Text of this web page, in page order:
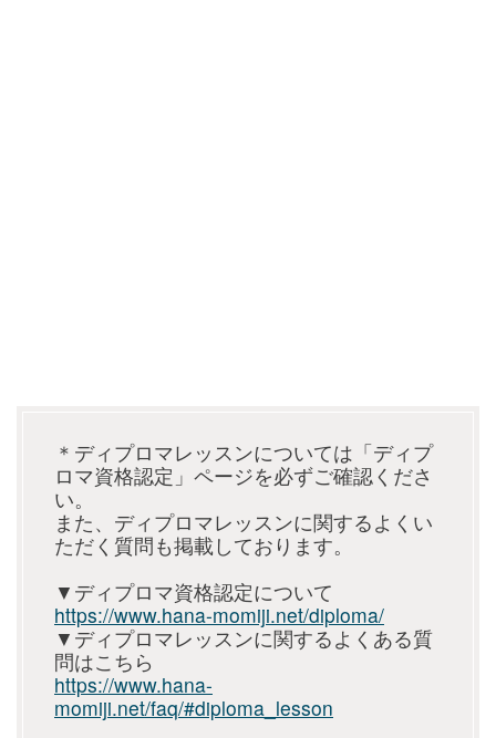
＊ディプロマレッスンについては「ディプ
ロマ資格認定」ページを必ずご確認くださ
い。
また、ディプロマレッスンに関するよくい
ただく質問も掲載しております。
▼ディプロマ資格認定について
https://www.hana-momiji.net/diploma/
▼ディプロマレッスンに関するよくある質
問はこちら
https://www.hana-
momiji.net/faq/#diploma_lesson